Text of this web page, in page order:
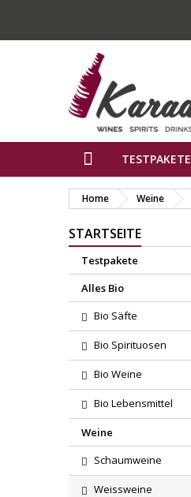
TESTPAKETE
Home Weine
STARTSEITE
Testpakete
Alles Bio
Bio Säfte
Bio Spirituosen
Bio Weine
Bio Lebensmittel
Weine
Schaumweine
Weissweine